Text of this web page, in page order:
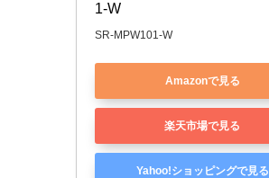
1-W
SR-MPW101-W
Amazonで見る
楽天市場で見る
Yahoo!ショッピングで見る